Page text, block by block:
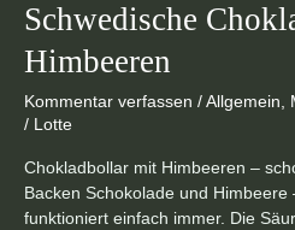
Schwedische
Himbeeren
Kommentar verfassen / Allgemein
/
Lotte
Chokladbollar mit Himbeeren –
Backen Schokolade und Himbeere
funktioniert einfach immer. Die